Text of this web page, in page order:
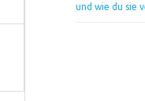
und wie du sie